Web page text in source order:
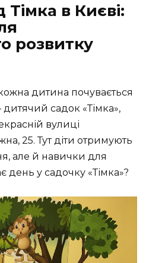
в Києві:
розвитку
дитина почувається
садок «Тімка»,
вулиці
25. Тут діти отримують
але й навички для
день у садочку «Тімка»?